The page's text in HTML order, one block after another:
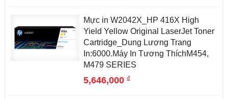
Mực in W2042X_HP 416X High
Yield Yellow Original LaserJet Toner
Cartridge_Dung Lượng Trang
In:6000.Máy In Tương ThíchM454,
M479 SERIES
5,646,000đ